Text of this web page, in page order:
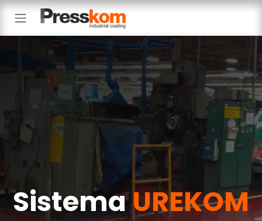
Ir al contenido
SistemaUREKOM